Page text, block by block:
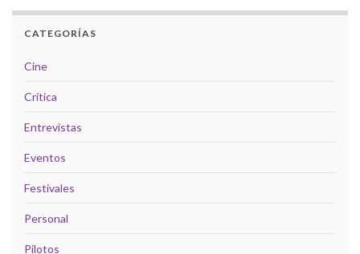
CATEGORÍAS
Cine
Crítica
Entrevistas
Eventos
Festivales
Personal
Pilotos